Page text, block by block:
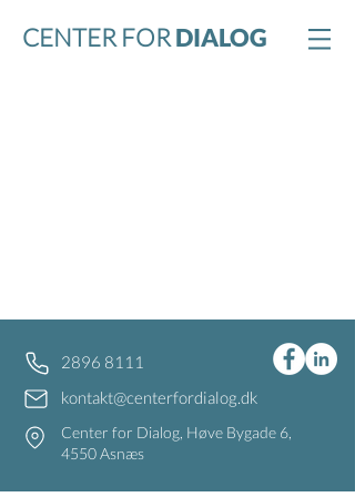
CENTER FORDIALOG
2896 8111
kontakt@centerfordialog.dk
Center for Dialog, Høve Bygade 6,
4550 Asnæs